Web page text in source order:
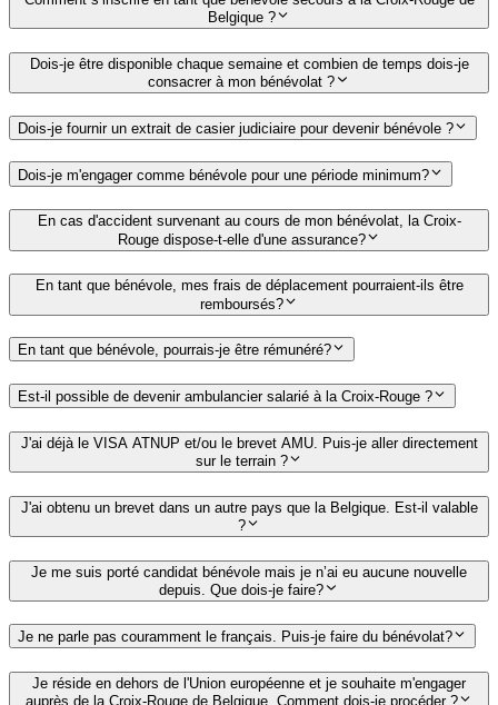
Belgique ?
Dois-je être disponible chaque semaine et combien de temps dois-je
consacrer à mon bénévolat ?
Dois-je fournir un extrait de casier judiciaire pour devenir bénévole ?
Dois-je m'engager comme bénévole pour une période minimum?
En cas d'accident survenant au cours de mon bénévolat, la Croix-
Rouge dispose-t-elle d'une assurance?
En tant que bénévole, mes frais de déplacement pourraient-ils être
remboursés?
En tant que bénévole, pourrais-je être rémunéré?
Est-il possible de devenir ambulancier salarié à la Croix-Rouge ?
J'ai déjà le VISA ATNUP et/ou le brevet AMU. Puis-je aller directement
sur le terrain ?
J'ai obtenu un brevet dans un autre pays que la Belgique. Est-il valable
?
Je me suis porté candidat bénévole mais je n’ai eu aucune nouvelle
depuis. Que dois-je faire?
Je ne parle pas couramment le français. Puis-je faire du bénévolat?
Je réside en dehors de l'Union européenne et je souhaite m'engager
auprès de la Croix-Rouge de Belgique. Comment dois-je procéder ?